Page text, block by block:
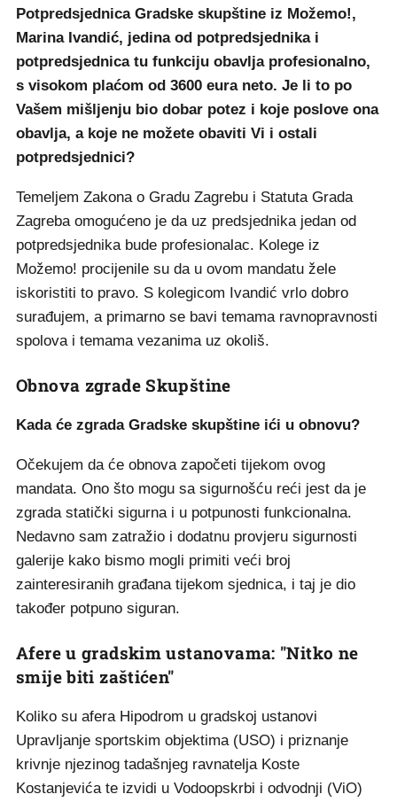
Potpredsjednica Gradske skupštine iz Možemo!,
Marina Ivandić, jedina od potpredsjednika i
potpredsjednica tu funkciju obavlja profesionalno,
s visokom plaćom od 3600 eura neto. Je li to po
Vašem mišljenju bio dobar potez i koje poslove ona
obavlja, a koje ne možete obaviti Vi i ostali
potpredsjednici?
Temeljem Zakona o Gradu Zagrebu i Statuta Grada
Zagreba omogućeno je da uz predsjednika jedan od
potpredsjednika bude profesionalac. Kolege iz
Možemo! procijenile su da u ovom mandatu žele
iskoristiti to pravo. S kolegicom Ivandić vrlo dobro
surađujem, a primarno se bavi temama ravnopravnosti
spolova i temama vezanima uz okoliš.
Obnova zgrade Skupštine
Kada će zgrada Gradske skupštine ići u obnovu?
Očekujem da će obnova započeti tijekom ovog
mandata. Ono što mogu sa sigurnošću reći jest da je
zgrada statički sigurna i u potpunosti funkcionalna.
Nedavno sam zatražio i dodatnu provjeru sigurnosti
galerije kako bismo mogli primiti veći broj
zainteresiranih građana tijekom sjednica, i taj je dio
također potpuno siguran.
Afere u gradskim ustanovama: "Nitko ne
smije biti zaštićen"
Koliko su afera Hipodrom u gradskoj ustanovi
Upravljanje sportskim objektima (USO) i priznanje
krivnje njezinog tadašnjeg ravnatelja Koste
Kostanjevića te izvidi u Vodoopskrbi i odvodnji (ViO)